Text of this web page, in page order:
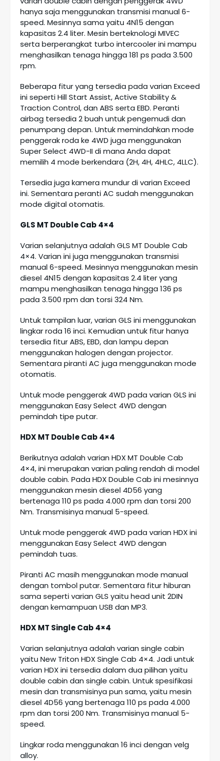
hanya saja menggunakan transmisi manual 6-
speed. Mesinnya sama yaitu 4N15 dengan
kapasitas 2.4 liter. Mesin berteknologi MIVEC
serta berperangkat turbo intercooler ini mampu
menghasilkan tenaga hingga 181 ps pada 3.500
rpm.
Beberapa fitur yang tersedia pada varian Exceed
ini seperti Hill Start Assist, Active Stability &
Traction Control, dan ABS serta EBD. Peranti
airbag tersedia 2 buah untuk pengemudi dan
penumpang depan. Untuk memindahkan mode
penggerak roda ke 4WD juga menggunakan
Super Select 4WD-II di mana Anda dapat
memilih 4 mode berkendara (2H, 4H, 4HLC, 4LLC).
Tersedia juga kamera mundur di varian Exceed
ini. Sementara peranti AC sudah menggunakan
mode digital otomatis.
GLS MT Double Cab 4×4
Varian selanjutnya adalah GLS MT Double Cab
4×4. Varian ini juga menggunakan transmisi
manual 6-speed. Mesinnya menggunakan mesin
diesel 4N15 dengan kapasitas 2.4 liter yang
mampu menghasilkan tenaga hingga 136 ps
pada 3.500 rpm dan torsi 324 Nm.
Untuk tampilan luar, varian GLS ini menggunakan
lingkar roda 16 inci. Kemudian untuk fitur hanya
tersedia fitur ABS, EBD, dan lampu depan
menggunakan halogen dengan projector.
Sementara piranti AC juga menggunakan mode
otomatis.
Untuk mode penggerak 4WD pada varian GLS ini
menggunakan Easy Select 4WD dengan
pemindah tipe putar.
HDX MT Double Cab 4×4
Berikutnya adalah varian HDX MT Double Cab
4×4, ini merupakan varian paling rendah di model
double cabin. Pada HDX Double Cab ini mesinnya
menggunakan mesin diesel 4D56 yang
bertenaga 110 ps pada 4.000 rpm dan torsi 200
Nm. Transmisinya manual 5-speed.
Untuk mode penggerak 4WD pada varian HDX ini
menggunakan Easy Select 4WD dengan
pemindah tuas.
Piranti AC masih menggunakan mode manual
dengan tombol putar. Sementara fitur hiburan
sama seperti varian GLS yaitu head unit 2DIN
dengan kemampuan USB dan MP3.
HDX MT Single Cab 4×4
Varian selanjutnya adalah varian single cabin
yaitu New Triton HDX Single Cab 4×4. Jadi untuk
varian HDX ini tersedia dalam dua pilihan yaitu
double cabin dan single cabin. Untuk spesifikasi
mesin dan transmisinya pun sama, yaitu mesin
diesel 4D56 yang bertenaga 110 ps pada 4.000
rpm dan torsi 200 Nm. Transmisinya manual 5-
speed.
Lingkar roda menggunakan 16 inci dengan velg
alloy.